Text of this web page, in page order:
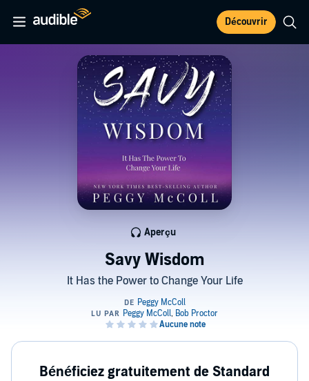
Découvrir
Savy Wisdom
It Has the Power to Change Your Life
Aperçu
Bénéficiez gratuitement de Standard